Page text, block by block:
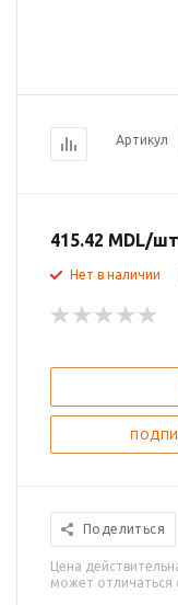
Артикул
415.42 MDL/шт
Нет в наличии
Поделиться
Цена
может отличаться